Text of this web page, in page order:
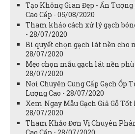
Tạo Không Gian Đẹp - Ấn
Cao Cấp - 05/08/2020
Tham khảo cách xử lý gạch
- 28/07/2020
Bí quyết chọn gạch lát nền cho
28/07/2020
Mẹo chọn mẫu gạch lát nền
28/07/2020
Nơi Chuyên Cung Cấp Gạch Ốp
Lượng Cao - 28/07/2020
Xem Ngay Mẫu Gạch Giả Gỗ
28/07/2020
Tham Khảo Đơn Vị Chuyên